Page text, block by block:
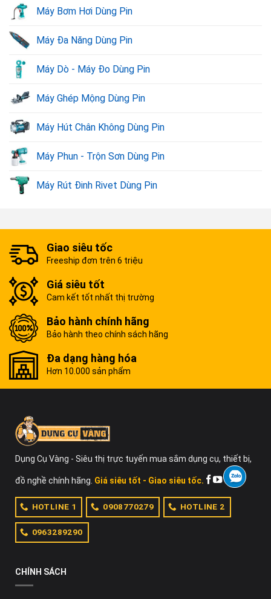
Máy Bơm Hơi Dùng Pin
Máy Đa Năng Dùng Pin
Máy Dò - Máy Đo Dùng Pin
Máy Ghép Mộng Dùng Pin
Máy Hút Chân Không Dùng Pin
Máy Phun - Trộn Sơn Dùng Pin
Máy Rút Đinh Rivet Dùng Pin
Giao siêu tốc
Freeship đơn trên 6 triệu
Giá siêu tốt
Cam kết tốt nhất thị trường
Bảo hành chính hãng
Bảo hành theo chính sách hãng
Đa dạng hàng hóa
Hơn 10.000 sản phẩm
Dụng Cụ Vàng - Siêu thị trực tuyến mua sắm dụng cụ, thiết bị,
đồ nghề chính hãng. Giá siêu tốt - Giao siêu tốc.
HOTLINE 1 0908770279 HOTLINE 2
0963289290
CHÍNH SÁCH